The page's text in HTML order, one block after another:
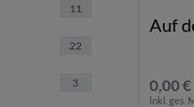
11
22
3
Auf
0,00 €
inkl. ges.